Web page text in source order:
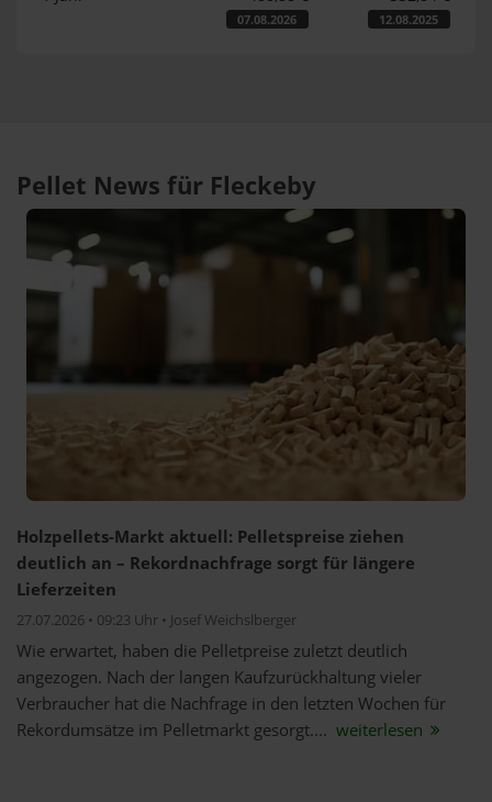
07.08.2026 12.08.2025
Pellet News für Fleckeby
Holzpellets-Markt aktuell: Pelletspreise ziehen
deutlich an – Rekordnachfrage sorgt für längere
Lieferzeiten
27.07.2026 • 09:23 Uhr • Josef Weichslberger
Wie erwartet, haben die Pelletpreise zuletzt deutlich
angezogen. Nach der langen Kaufzurückhaltung vieler
Verbraucher hat die Nachfrage in den letzten Wochen für
Rekordumsätze im Pelletmarkt gesorgt.... weiterlesen